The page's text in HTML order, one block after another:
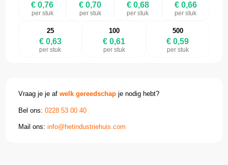
€ 0,76
per stuk
€ 0,70
per stuk
€ 0,68
per stuk
€ 0,66
per stuk
25
€ 0,63
per stuk
100
€ 0,61
per stuk
500
€ 0,59
per stuk
Vraag je je afwelk gereedschap je nodig hebt?
Bel ons:0228 53 00 40
Mail ons:info@hetindustriehuis.com